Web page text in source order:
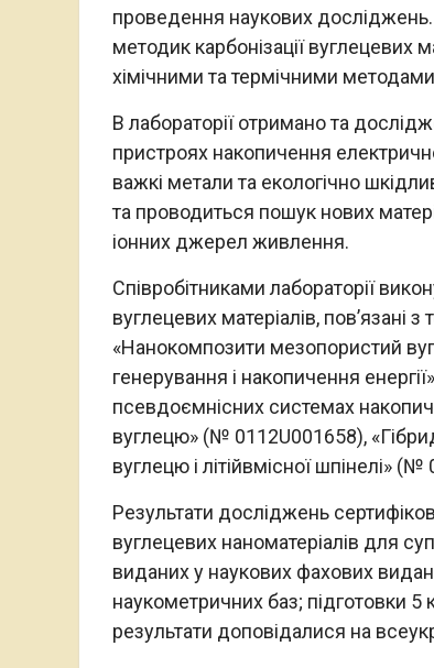
проведення наукових
методик карбонізації вуглецевих
хімічними та термічними
В лабораторії отримано та
пристроях накопичення
важкі метали та екологічно
та проводиться пошук нових
іонних джерел живлення.
Співробітниками лабораторії
вуглецевих матеріалів, пов’язані
«Нанокомпозити мезопористий
генерування і накопичення
псевдоємнісних системах
вуглецю» (№ 0112U001658),
вуглецю і літійвмісної шпінелі»
Результати досліджень
вуглецевих наноматеріалів для
виданих у наукових фахових
наукометричних баз; підготовки 5
результати доповідалися на